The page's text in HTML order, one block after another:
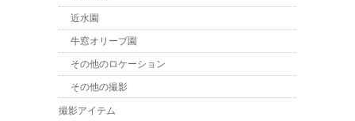
近水園
牛窓オリーブ園
その他のロケーション
その他の撮影
撮影アイテム